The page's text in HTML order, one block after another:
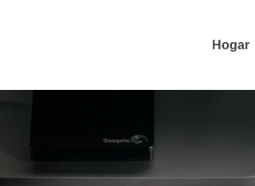
Hogar